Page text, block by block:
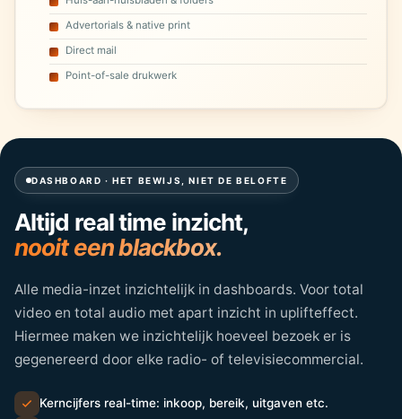
Advertorials & native print
Direct mail
Point-of-sale drukwerk
DASHBOARD · HET BEWIJS, NIET DE BELOFTE
Altijd real time inzicht,
nooit een blackbox.
Alle media-inzet inzichtelijk in dashboards. Voor total
video en total audio met apart inzicht in uplifteffect.
Hiermee maken we inzichtelijk hoeveel bezoek er is
gegenereerd door elke radio- of televisiecommercial.
Kerncijfers real-time: inkoop, bereik, uitgaven etc.